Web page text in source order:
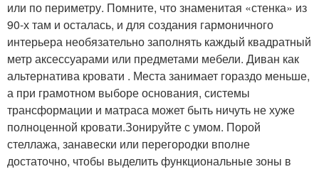
или по периметру. Помните, что знаменитая «стенка» из
90-х там и осталась, и для создания гармоничного
интерьера необязательно заполнять каждый квадратный
метр аксессуарами или предметами мебели. Диван как
альтернатива кровати . Места занимает гораздо меньше,
а при грамотном выборе основания, системы
трансформации и матраса может быть ничуть не хуже
полноценной кровати.Зонируйте с умом. Порой
стеллажа, занавески или перегородки вполне
достаточно, чтобы выделить функциональные зоны в